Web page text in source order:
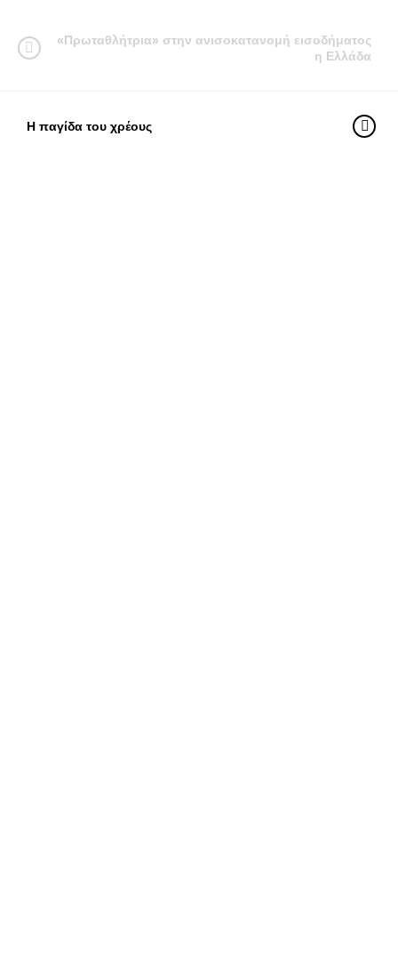
«Πρωταθλήτρια» στην ανισοκατανομή εισοδήματος
η Ελλάδα
Η παγίδα του χρέους